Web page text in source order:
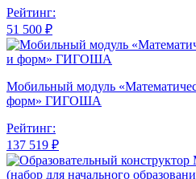
Рейтинг:
51 500 ₽
Мобильный модуль
форм» ГИГОША
Рейтинг:
137 519 ₽